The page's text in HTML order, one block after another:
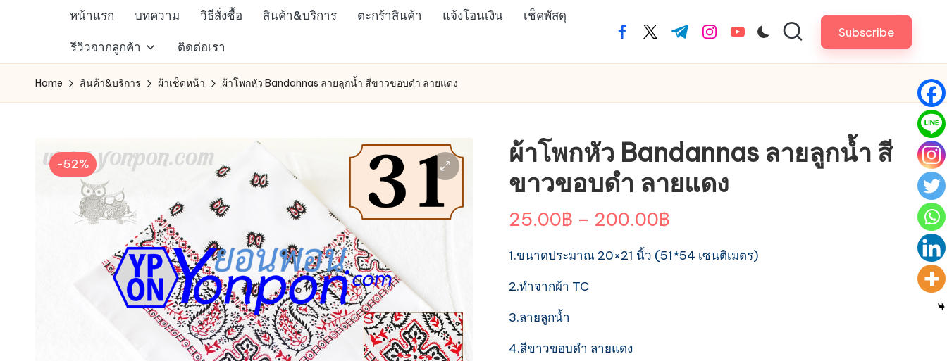
content
สรรพ
สินค้า
ออนไลน์
รัก
หน้าแรก บทความ วิธีสั่งซื้อ สินค้า&บริการ ตะกร้าสินค้า แจ้งโอนเงิน เช็คพัสดุ
รีวิวจากลูกค้า ติดต่อเรา
facebook.com
twitter.com
t.me instagram.com
youtube.com Subscribe
Home สินค้า&บริการ ผ้าเช็ดหน้า ผ้าโพกหัว Bandannas ลายลูกน้ำ สีขาวขอบดำ ลายแดง
-52%
ผ้าโพกหัว Bandannas ลายลูกน้ำ สี
ขาวขอบดำ ลายแดง
25.00฿ – 200.00฿
range:
1.ขนาดประมาณ 20×21 นิ้ว (51*54 เซนติเมตร)
2.ทำจากผ้า TC
3.ลายลูกน้ำ
4.สีขาวขอบดำ ลายแดง